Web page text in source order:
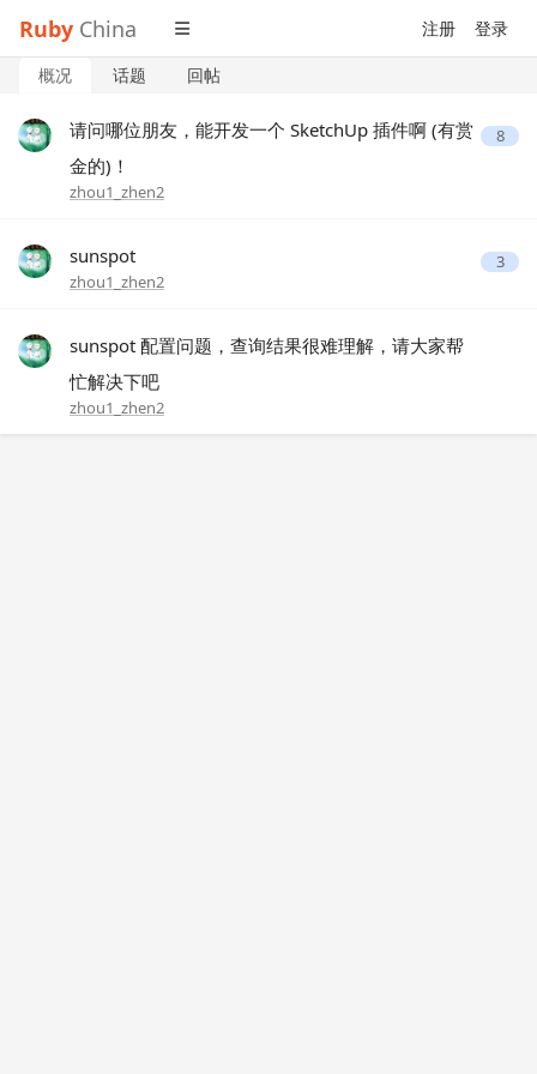
Ruby China 注册 登录
概况 话题 回帖
请问哪位朋友，能开发一个 SketchUp 插件啊 (有赏
金的)！
zhou1_zhen2
8
sunspot
zhou1_zhen2
3
sunspot 配置问题，查询结果很难理解，请大家帮
忙解决下吧
zhou1_zhen2